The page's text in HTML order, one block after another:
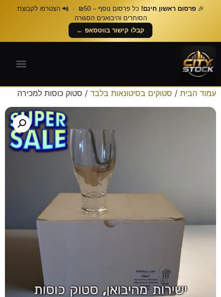
🎉פרסום ראשון חינם!
כל פרסום נוסף – ₪50 · 📲 הצטרפו לקבוצת
הסוחרים והיבואנים הסגורה
קבלו קישור בווטסאפ ←
עמוד הבית / סטוקים בסיטונאות בלבד / סטוק כוסות למכירה